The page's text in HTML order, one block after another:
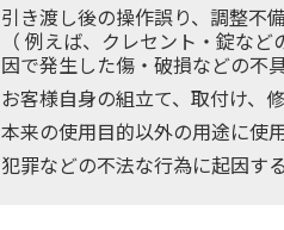
引き渡し後の操作誤り、調整不
（ 例えば、クレセント・錠な
因で発生した傷・破損などの不具
お客様自身の組立て、取付け、
本来の使用目的以外の用途に使
犯罪などの不法な行為に起因す